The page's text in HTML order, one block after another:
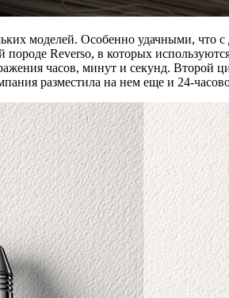
моделей. Особенно удачными,
породе Reverso, в которых
часов, минут и секунд. Второй
разместила на нем еще и 24-